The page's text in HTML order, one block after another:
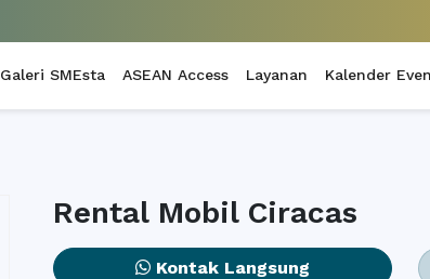
Galeri SMEsta ASEAN Access Layanan Kalender
Rental Mobil Ciracas
Kontak Langsung